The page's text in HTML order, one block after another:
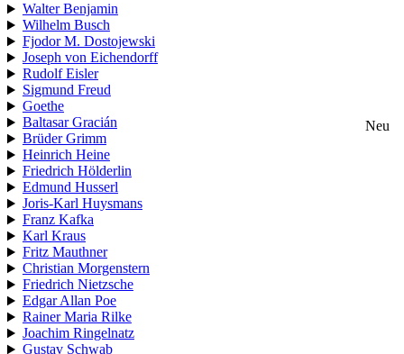
Walter Benjamin
Wilhelm Busch
Fjodor M. Dostojewski
Joseph von Eichendorff
Rudolf Eisler
Sigmund Freud
Goethe
Baltasar Gracián
Neu
Brüder Grimm
Heinrich Heine
Friedrich Hölderlin
Edmund Husserl
Joris-Karl Huysmans
Franz Kafka
Karl Kraus
Fritz Mauthner
Christian Morgenstern
Friedrich Nietzsche
Edgar Allan Poe
Rainer Maria Rilke
Joachim Ringelnatz
Gustav Schwab